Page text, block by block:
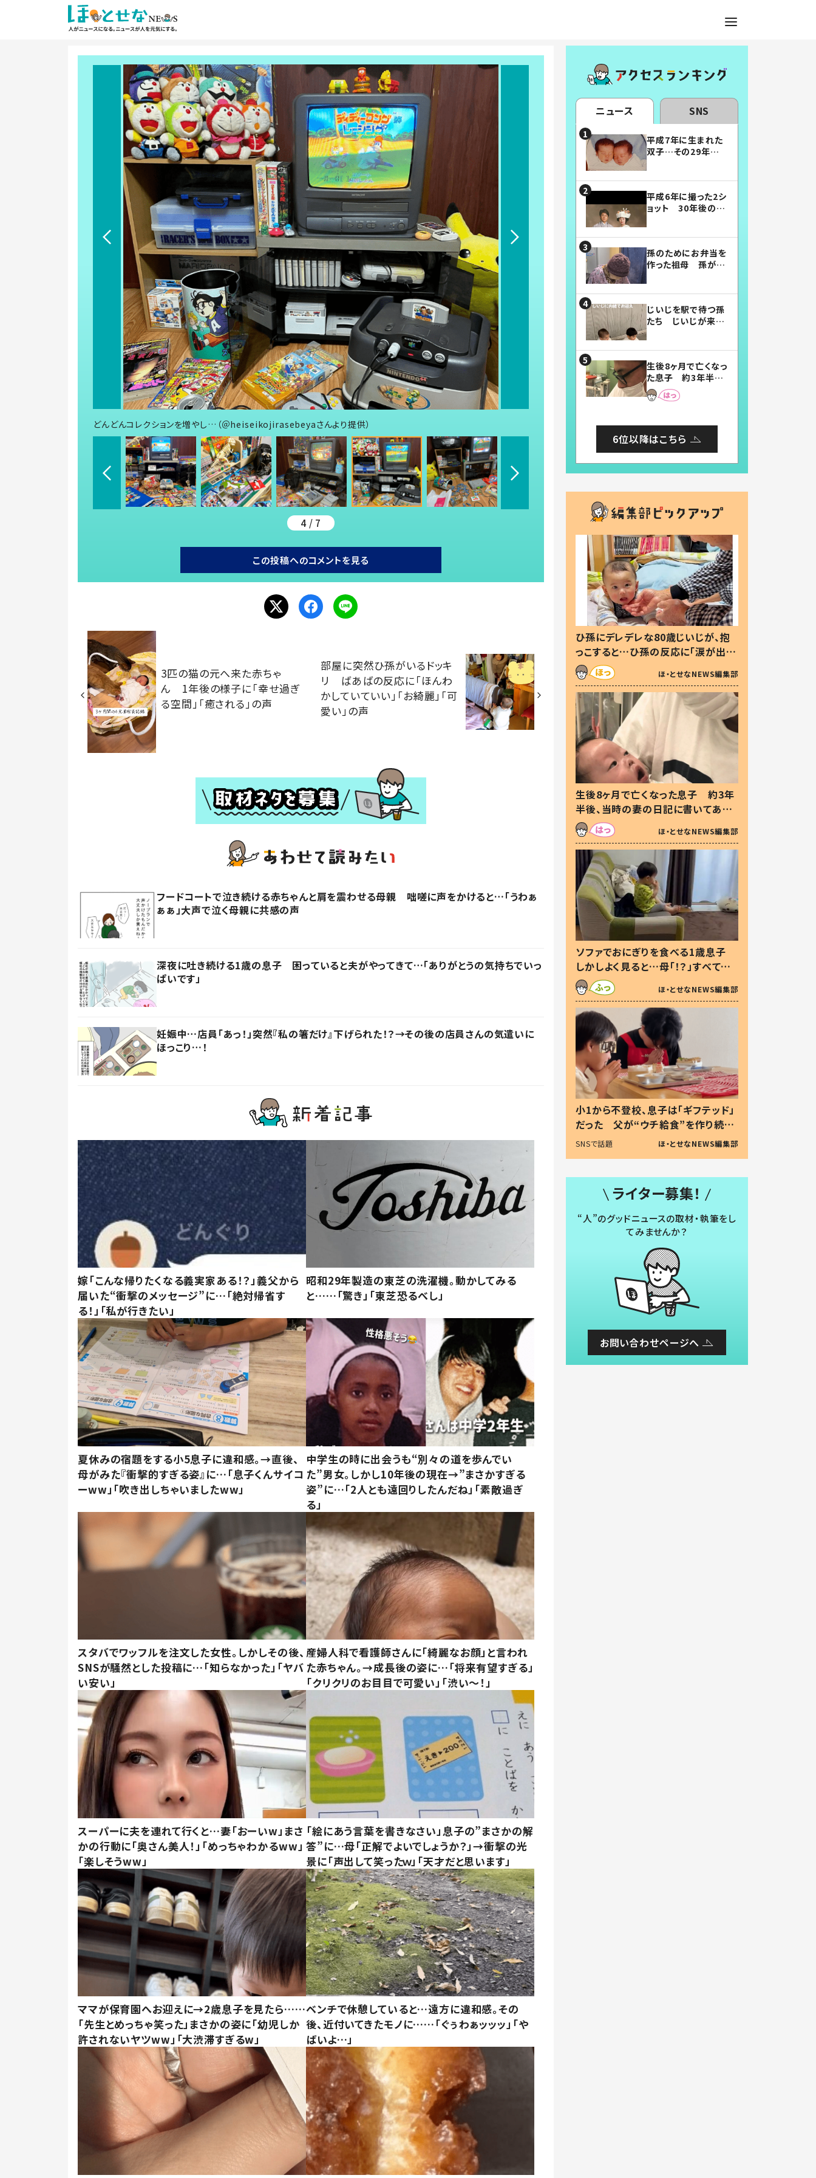
どんどんコレクションを増やし…（＠heiseikojirasebeyaさんより提供）
4 / 7
この投稿へのコメントを見る
3匹の猫の元へ来た赤ちゃ
ん 1年後の様子に「幸せ過ぎ
る空間」「癒される」の声
部屋に突然ひ孫がいるドッキ
リ ばあばの反応に「ほんわ
かしていていい」「お綺麗」「可
愛い」の声
フードコートで泣き続ける赤ちゃんと肩を震わせる母親 咄嗟に声をかけると…「うわぁ
ぁぁ」大声で泣く母親に共感の声
深夜に吐き続ける1歳の息子 困っていると夫がやってきて…「ありがとうの気持ちでいっ
ぱいです」
妊娠中…店員「あっ！」突然『私の箸だけ』下げられた！？→その後の店員さんの気遣いに
ほっこり…！
嫁「こんな帰りたくなる義実家ある！？」義父から
届いた“衝撃のメッセージ”に…「絶対帰省す
る！」「私が行きたい」
昭和29年製造の東芝の洗濯機。動かしてみる
と……「驚き」「東芝恐るべし」
夏休みの宿題をする小5息子に違和感。→直後、
母がみた『衝撃的すぎる姿』に…「息子くんサイコ
ーww」「吹き出しちゃいましたww」
中学生の時に出会うも“別々の道を歩んでい
た”男女。しかし10年後の現在→”まさかすぎる
姿”に…「2人とも遠回りしたんだね」「素敵過ぎ
る」
スタバでワッフルを注文した女性。しかしその後、
SNSが騒然とした投稿に…「知らなかった」「ヤバ
い安い」
産婦人科で看護師さんに「綺麗なお顔」と言われ
た赤ちゃん。→成長後の姿に…「将来有望すぎる」
「クリクリのお目目で可愛い」「渋い～！」
スーパーに夫を連れて行くと…妻「おーいw」まさ
かの行動に「奥さん美人！」「めっちゃわかるww」
「楽しそうww」
「絵にあう言葉を書きなさい」息子の”まさかの解
答”に…母「正解でよいでしょうか？」→衝撃の光
景に「声出して笑ったｗ」「天才だと思います」
ママが保育園へお迎えに→2歳息子を見たら……
「先生とめっちゃ笑った」まさかの姿に「幼児しか
許されないヤツww」「大渋滞すぎるw」
ベンチで休憩していると…遠方に違和感。その
後、近付いてきたモノに……「ぐぅわぁッッッ」「や
ばいよ…」
ニュース SNS
平成7年に生まれた
双子…その29年後
平成6年に撮った2シ
ョット 30年後の姿
孫のためにお弁当を
作った祖母 孫が絶
じいじを駅で待つ孫
たち じいじが来た
まらない」「幸せにな
れる」
生後8ヶ月で亡くなっ
た息子 約3年半
後、当時の妻の日記
に書いてあった本音
6位以降はこちら
ひ孫にデレデレな80歳じいじが、抱
っこすると…ひ孫の反応に「涙が出ま
した」「可愛くて仕方ない」
ほ・とせなNEWS編集部
生後8ヶ月で亡くなった息子 約3年
半後、当時の妻の日記に書いてあっ
た本音とは
ほ・とせなNEWS編集部
ソファでおにぎりを食べる1歳息子
しかしよく見ると…母「！？」すべてを
察した母の投稿に「可愛いから許
す！」「現行犯〜」
ほ・とせなNEWS編集部
小1から不登校、息子は「ギフテッド」
だった 父が“ウチ給食”を作り続け
る理由とは #令和の親 #令和の子
SNSで話題 ほ・とせなNEWS編集部
ライター募集！
“人”のグッドニュースの取材・執筆をし
てみませんか？
お問い合わせページへ